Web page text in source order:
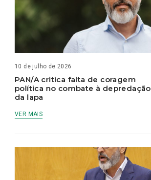
10 de julho de 2026
PAN/A critica falta de coragem
política no combate à depredação
da lapa
VER MAIS